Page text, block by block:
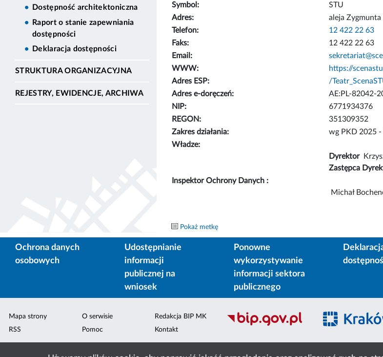
Dostępność architektoniczna
Raport o stanie zapewniania
dostępności
Deklaracja dostępności
STRUKTURA ORGANIZACYJNA
REJESTRY, EWIDENCJE, ARCHIWA
Symbol:
STU
Adres:
aleja
Telefon:
12 422 22 63
Faks:
12 422 22 63
Email:
WWW:
https://
Adres ESP:
/
Adres e-doręczeń:
AE:PL-82042-
NIP:
6771934376
REGON:
351309352
Zakres działania:
wg PKD 2025 -
Władze:
Dyrektor
Zastępca
Inspektor Ochrony Danych :
Michał
Pokaż metkę
Ochrona danych
osobowych
Udostępnianie
informacji
publicznej na
wniosek
Ponowne
wykorzystywanie
informacji sektora
publicznego
Mapa strony
RSS
O serwisie
Pomoc
Redakcja BIP MK
Kontakt